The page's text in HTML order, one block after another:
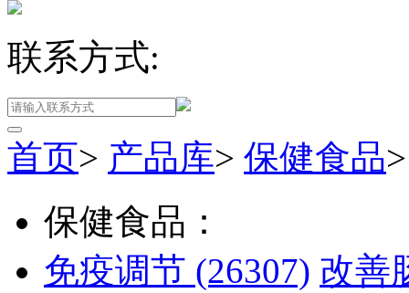
联系方式:
首页> 产品库> 保健食品
保健食品：
免疫调节 (26307) 改善